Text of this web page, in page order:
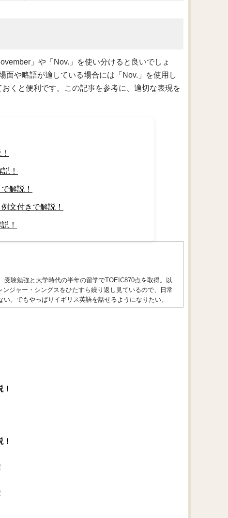
」や「Nov.」を使い分けると良いでしょ
面や略語が適している場合には「Nov.」を使用し
くと便利です。この記事を参考に、適切な表現を
！
解説！
文付きで解説！
！
受験勉強と大学時代の半年の留学でTOEIC870点を取得。以
ジャー・シングスをひたすら繰り返し見ているので、日常
。でもやっぱりイギリス英語を話せるようになりたい。